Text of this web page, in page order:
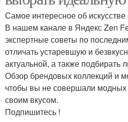
Самое интересное об
В нашем канале в Яндекс Zen
экспертные советы по
отличать устаревшую и
актуальной, а также
Обзор брендовых коллекций и
чтобы вы не совершали
своим вкусом.
Подпишитесь !